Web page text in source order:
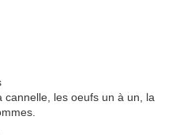
les oeufs un à un, la